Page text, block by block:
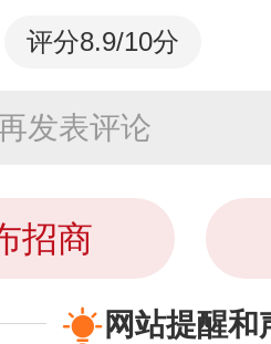
评分8.9/10分
发表评论
招商
网站提醒和